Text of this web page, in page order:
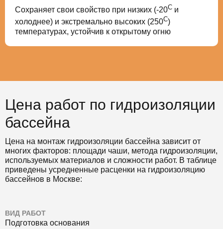
Сохраняет свои свойство при низких (-20С и
холоднее) и экстремально высоких (250С)
температурах, устойчив к открытому огню
Цена работ по гидроизоляции
бассейна
Цена на монтаж гидроизоляции бассейна зависит от
многих факторов: площади чаши, метода гидроизоляции,
используемых материалов и сложности работ. В таблице
приведены усредненные расценки на гидроизоляцию
бассейнов в Москве:
ВИД РАБОТ
Подготовка основания